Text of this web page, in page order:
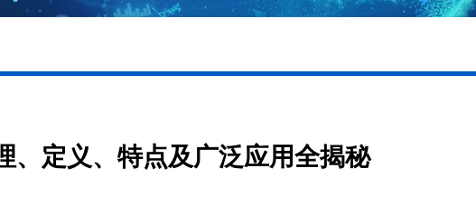
、定义、特点及广泛应用全揭秘